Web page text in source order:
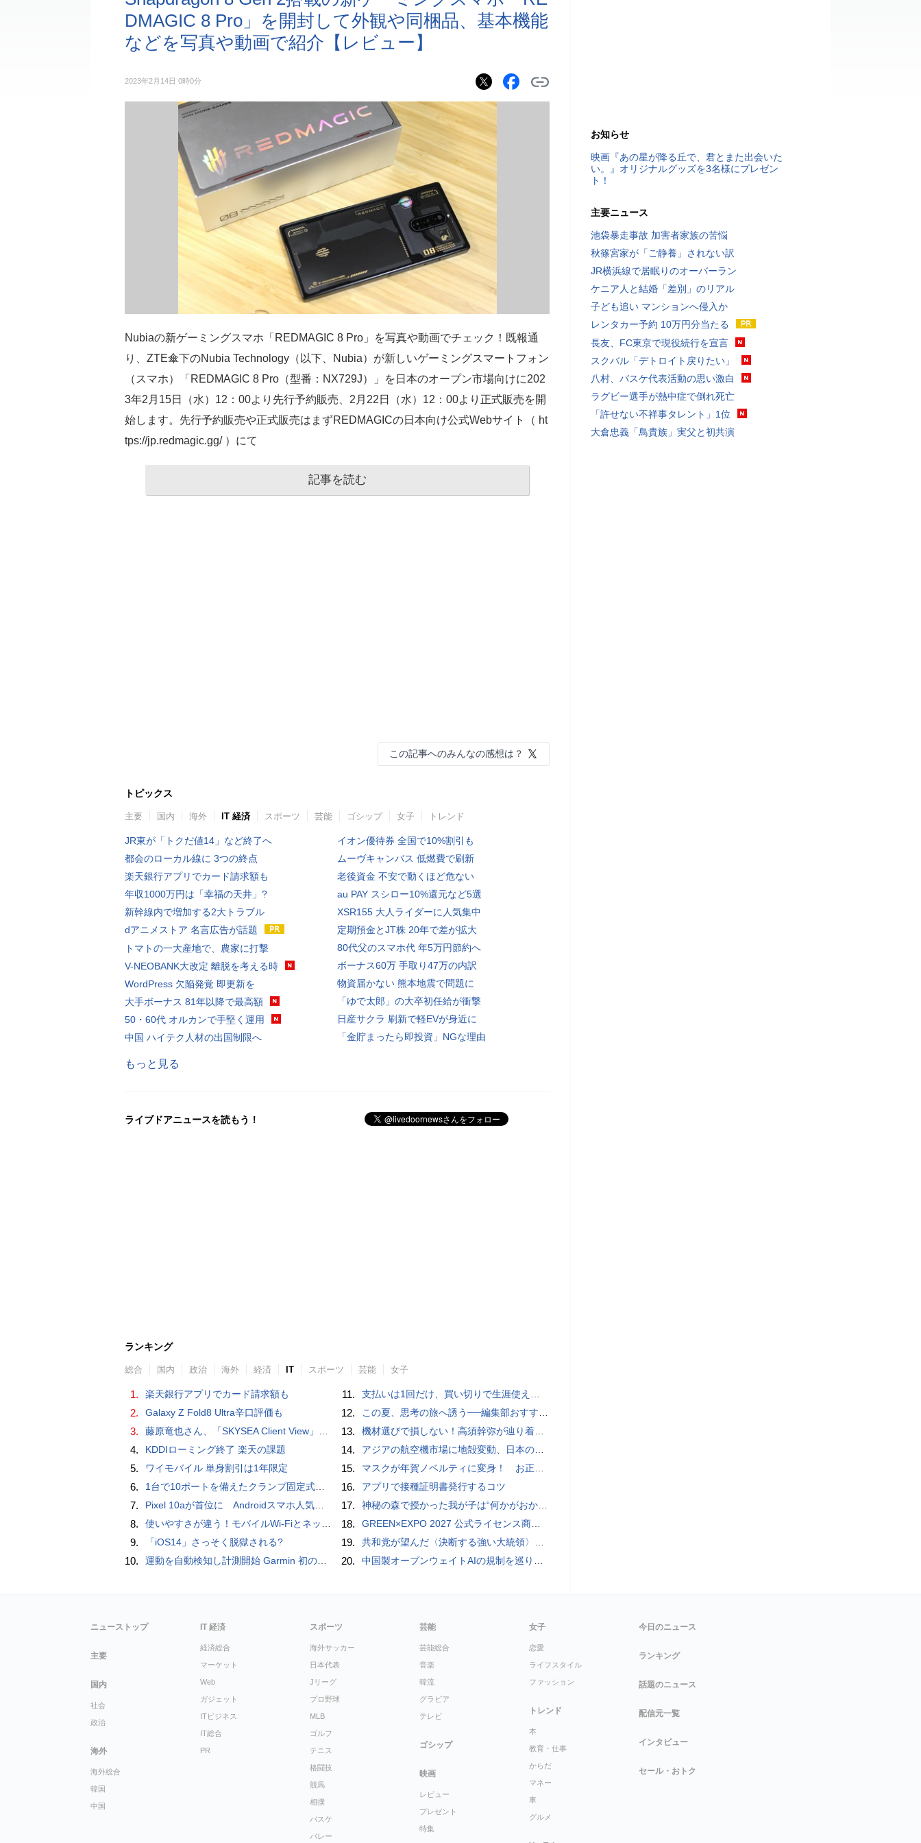
DMAGIC 8 Pro」を開封して外観や同梱品、基本機能
などを写真や動画で紹介【レビュー】
2023年2月14日 0時0分
Nubiaの新ゲーミングスマホ「REDMAGIC 8 Pro」を写真や動画でチェック！既報通
り、ZTE傘下のNubia Technology（以下、Nubia）が新しいゲーミングスマートフォン
（スマホ）「REDMAGIC 8 Pro（型番：NX729J）」を日本のオープン市場向けに202
3年2月15日（水）12：00より先行予約販売、2月22日（水）12：00より正式販売を開
始します。先行予約販売や正式販売はまずREDMAGICの日本向け公式Webサイト（ ht
tps://jp.redmagic.gg/ ）にて
記事を読む
この記事へのみんなの感想は？
トピックス
主要 国内 海外 IT 経済 スポーツ 芸能 ゴシップ 女子 トレンド
JR東が「トクだ値14」など終了へ
都会のローカル線に 3つの終点
楽天銀行アプリでカード請求額も
年収1000万円は「幸福の天井」?
新幹線内で増加する2大トラブル
dアニメストア 名言広告が話題
トマトの一大産地で、農家に打撃
V-NEOBANK大改定 離脱を考える時
WordPress 欠陥発覚 即更新を
大手ボーナス 81年以降で最高額
50・60代 オルカンで手堅く運用
中国 ハイテク人材の出国制限へ
イオン優待券 全国で10%割引も
ムーヴキャンバス 低燃費で刷新
老後資金 不安で動くほど危ない
au PAY スシロー10%還元など5選
XSR155 大人ライダーに人気集中
定期預金とJT株 20年で差が拡大
80代父のスマホ代 年5万円節約へ
ボーナス60万 手取り47万の内訳
物資届かない 熊本地震で問題に
「ゆで太郎」の大卒初任給が衝撃
日産サクラ 刷新で軽EVが身近に
「金貯まったら即投資」NGな理由
もっと見る
ライブドアニュースを読もう！
ランキング
総合 国内 政治 海外 経済 IT スポーツ 芸能 女子
1. 楽天銀行アプリでカード請求額も
2. Galaxy Z Fold8 Ultra辛口評価も
3. 藤原竜也さん、「SKYSEA Client View」新CMで「AI労務改善」をアピール 働き方をAIが分析したら「すぐに休んで」と言われる？
4. KDDIローミング終了 楽天の課題
5. ワイモバイル 単身割引は1年限定
6. 1台で10ポートを備えたクランプ固定式電源タップ「Anker Nano Power Strip (10-in-1, 70W, クランプ式)」レビュー
7. Pixel 10aが首位に Androidスマホ人気ランキングTOP10 2026/8/8
8. 使いやすさが違う！モバイルWi-FiとネットHDD【PC-DIY 秋の陣】
9. 「iOS14」さっそく脱獄される?
10. 運動を自動検知し計測開始 Garmin 初のスマートバンドを発売 10日間のロングバッテリーで手間いらず
11. 支払いは1回だけ、買い切りで生涯使えるプランがあるオンラインストレージ4選
12. この夏、思考の旅へ誘う──編集部おすすめの7冊：WIRED BOOK GUIDE
13. 機材選びで損しない！高須幹弥が辿り着いた「大当り」の神マイクとは
14. アジアの航空機市場に地殻変動、日本のサプライヤーに影響も
15. マスクが年賀ノベルティに変身！ お正月特別パッケージの注文受付開始
16. アプリで接種証明書発行するコツ
17. 神秘の森で授かった我が子は“何かがおかしい”『ナイトボーン -夜哭-』本編映像解禁 母の絶叫顔うちわが全国の劇場に［ホラー通信］
18. GREEN×EXPO 2027 公式ライセンス商品！初の「トゥンクトゥンク」公式LINEスタンプ、販売開始
19. 共和党が望んだ〈決断する強い大統領〉が統治するアメリカの到来──「アメリカン・ドッペルゲンガー」by 池田純一#14
20. 中国製オープンウェイトAIの規制を巡り、シリコンバレーで意見が二分
お知らせ
映画『あの星が降る丘で、君とまた出会いた
い。』オリジナルグッズを3名様にプレゼン
ト！
主要ニュース
池袋暴走事故 加害者家族の苦悩
秋篠宮家が「ご静養」されない訳
JR横浜線で居眠りのオーバーラン
ケニア人と結婚「差別」のリアル
子ども追い マンションへ侵入か
レンタカー予約 10万円分当たる
長友、FC東京で現役続行を宣言
スクバル「デトロイト戻りたい」
八村、バスケ代表活動の思い激白
ラグビー選手が熱中症で倒れ死亡
「許せない不祥事タレント」1位
大倉忠義「鳥貴族」実父と初共演
ニューストップ
主要
国内
社会
政治
海外
海外総合
韓国
中国
IT 経済
経済総合
マーケット
Web
ガジェット
ITビジネス
IT総合
PR
スポーツ
海外サッカー
日本代表
Jリーグ
プロ野球
MLB
ゴルフ
テニス
格闘技
競馬
相撲
バスケ
バレー
芸能
芸能総合
音楽
韓流
グラビア
テレビ
ゴシップ
映画
レビュー
プレゼント
特集
女子
恋愛
ライフスタイル
ファッション
トレンド
本
教育・仕事
からだ
マネー
車
グルメ
今日のニュース
ランキング
話題のニュース
配信元一覧
インタビュー
セール・おトク